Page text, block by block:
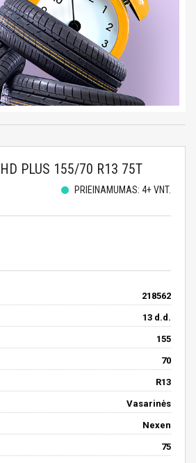
PLUS 155/70 R13 75T
PRIEINAMUMAS: 4+ VNT.
218562
13 d.d.
155
70
R13
Vasarinės
Nexen
75